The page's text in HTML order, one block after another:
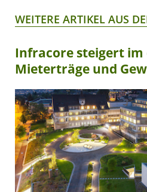
WEITERE ARTIKEL AUS
Infracore steigert
Mieterträge und